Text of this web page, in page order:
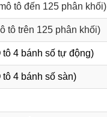
tô đến 125 phân khối)
tô trên 125 phân khối)
tô 4 bánh số tự động)
tô 4 bánh số sàn)